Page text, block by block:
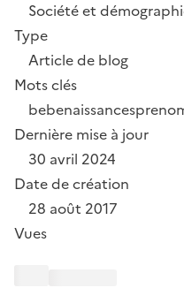
Société et
Type
Article de blog
Mots clés
bebenaissances
Dernière mise à jour
30 avril 2024
Date de création
28 août 2017
Vues